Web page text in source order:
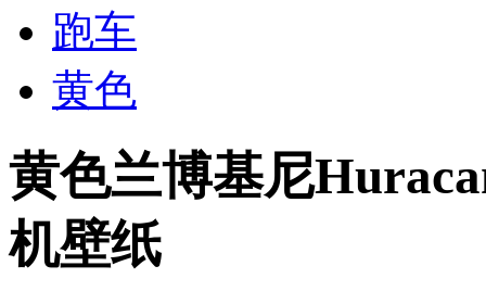
跑车
黄色
黄色兰博基尼
机壁纸